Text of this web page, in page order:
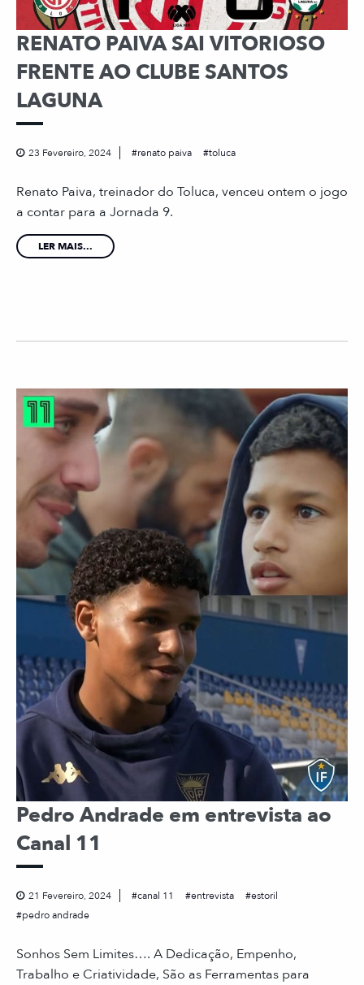
RENATO PAIVA SAI VITORIOSO
FRENTE AO CLUBE SANTOS
LAGUNA
23 Fevereiro, 2024 renato paiva toluca
Renato Paiva, treinador do Toluca, venceu ontem o jogo
a contar para a Jornada 9.
LER MAIS...
Pedro Andrade em entrevista ao
Canal 11
21 Fevereiro, 2024 canal 11 entrevista
estoril
pedro andrade
Sonhos Sem Limites…. A Dedicação, Empenho,
Trabalho e Criatividade, São as Ferramentas para